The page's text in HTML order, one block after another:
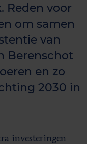
Reden voor
om samen
van
Berenschot
en zo
2030 in
investeringen